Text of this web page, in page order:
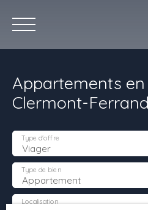
ACHETER
Appartements
Clermont-
Viager
Type d'offre
Appartement
Type de bien
Localisation